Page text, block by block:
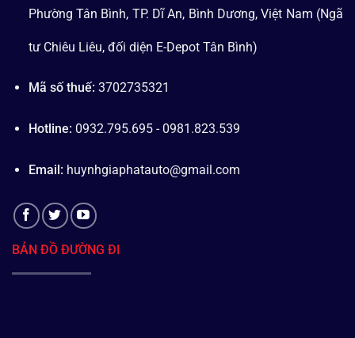
Phường Tân Bình, TP. Dĩ An, Bình Dương, Việt Nam (Ngã
tư Chiêu Liêu, đối diện E-Depot Tân Bình)
Mã số thuế: 3702735321
Hotline: 0932.795.695 - 0981.823.539
Email: huynhgiaphatauto@gmail.com
BẢN ĐỒ ĐƯỜNG ĐI